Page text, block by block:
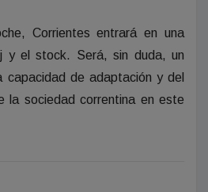
Corrientes entrará en una
y el stock. Será, sin duda, un
capacidad de adaptación y del
la sociedad correntina en este